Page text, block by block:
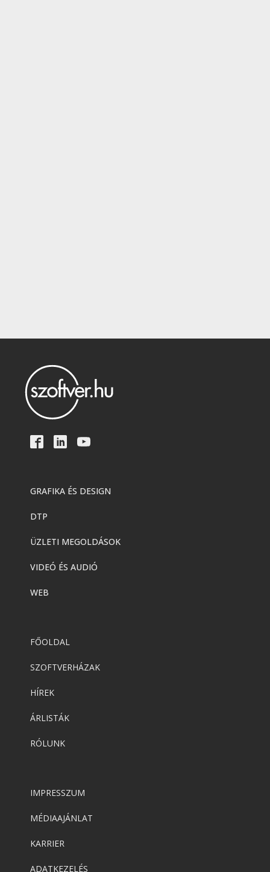
GRAFIKA ÉS DESIGN
DTP
ÜZLETI MEGOLDÁSOK
VIDEÓ ÉS AUDIÓ
WEB
FŐOLDAL
SZOFTVERHÁZAK
HÍREK
ÁRLISTÁK
RÓLUNK
IMPRESSZUM
MÉDIAAJÁNLAT
KARRIER
ADATKEZELÉS